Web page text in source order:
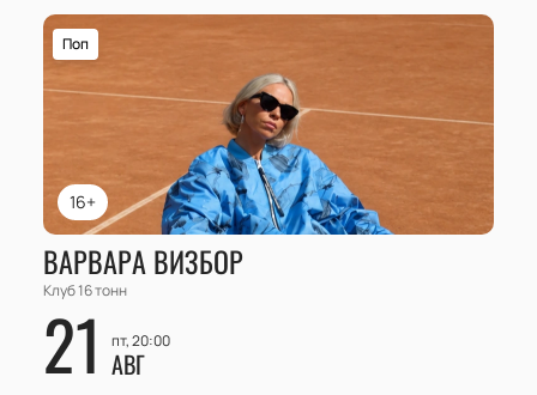
16+
Поп
ВАРВАРА ВИЗБОР
Клуб 16 тонн
21 пт, 20:00
АВГ